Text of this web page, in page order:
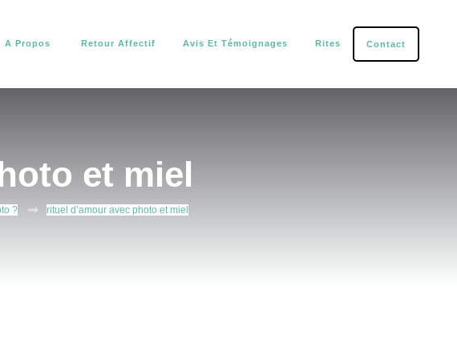
A Propos Retour Affectif Avis Et Témoignages Rites Contact
et miel
? rituel d’amour avec photo et miel